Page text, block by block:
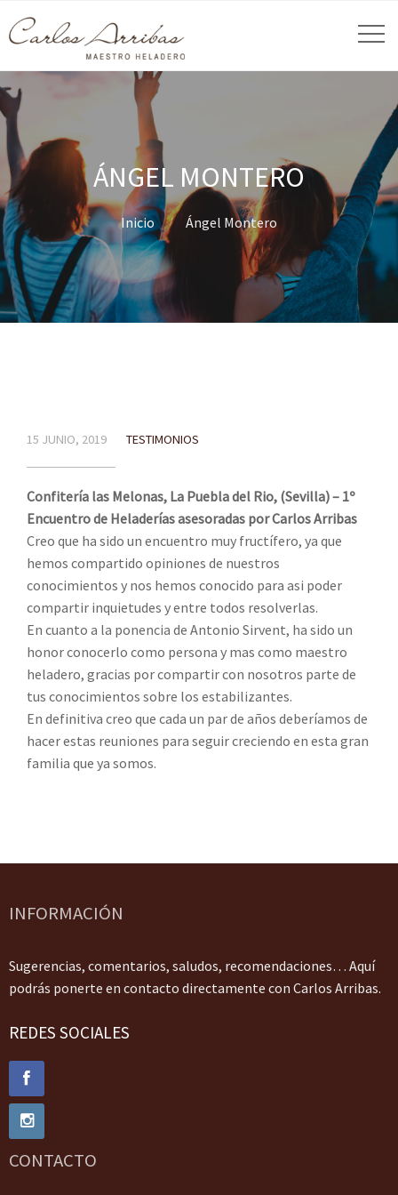
ÁNGEL MONTERO
Inicio Ángel Montero
15 JUNIO, 2019 TESTIMONIOS
Confitería las Melonas, La Puebla del Rio, (Sevilla) – 1º
Encuentro de Heladerías asesoradas por Carlos Arribas
Creo que ha sido un encuentro muy fructífero, ya que
hemos compartido opiniones de nuestros
conocimientos y nos hemos conocido para asi poder
compartir inquietudes y entre todos resolverlas.
En cuanto a la ponencia de Antonio Sirvent, ha sido un
honor conocerlo como persona y mas como maestro
heladero, gracias por compartir con nosotros parte de
tus conocimientos sobre los estabilizantes.
En definitiva creo que cada un par de años deberíamos de
hacer estas reuniones para seguir creciendo en esta gran
familia que ya somos.
INFORMACIÓN
Sugerencias, comentarios, saludos, recomendaciones… Aquí
podrás ponerte en contacto directamente con Carlos Arribas.
REDES SOCIALES
CONTACTO